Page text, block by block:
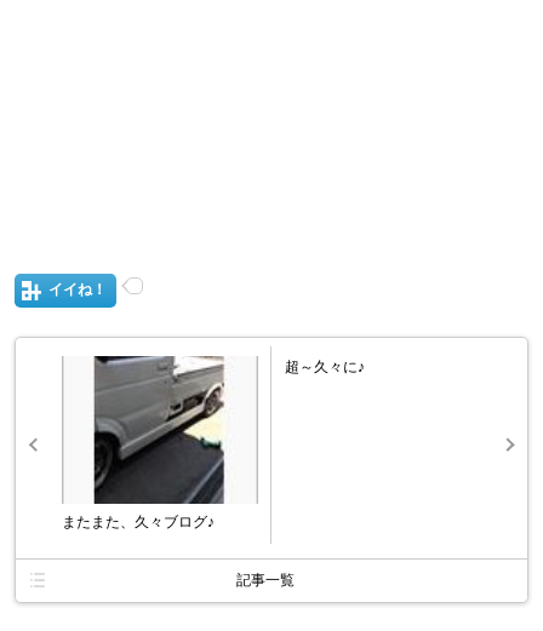
イイね！
またまた、久々ブログ♪
超～久々に♪
記事一覧